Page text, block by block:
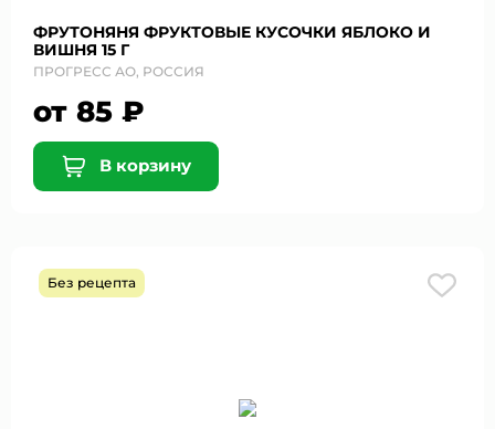
ФРУТОНЯНЯ ФРУКТОВЫЕ КУСОЧКИ ЯБЛОКО И
ВИШНЯ 15 Г
ПРОГРЕСС АО, РОССИЯ
от 85 ₽
В корзину
Без рецепта